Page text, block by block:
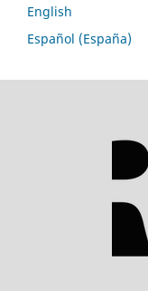
English
Español (España)